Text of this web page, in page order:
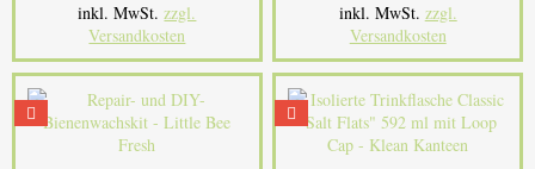
inkl. MwSt.zzgl.
Versandkosten
inkl. MwSt. zzgl.
Versandkosten